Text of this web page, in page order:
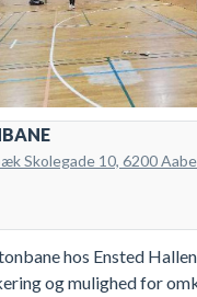
Skolegade 10, 6200
hos Ensted
og mulighed for